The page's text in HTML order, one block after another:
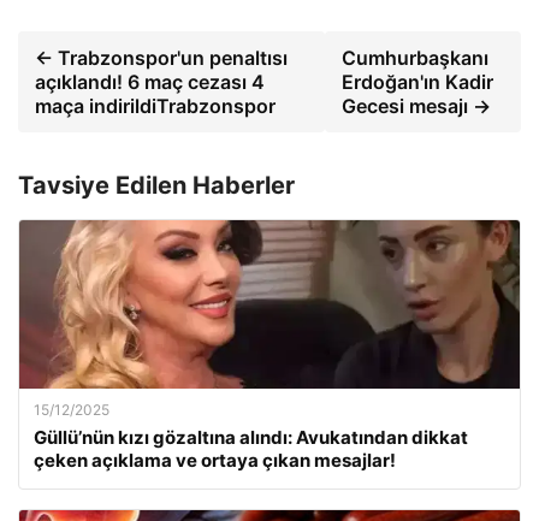
← Trabzonspor'un penaltısı
açıklandı! 6 maç cezası 4
maça indirildiTrabzonspor
Cumhurbaşkanı
Erdoğan'ın Kadir
Gecesi mesajı →
Tavsiye Edilen Haberler
15/12/2025
Güllü’nün kızı gözaltına alındı: Avukatından dikkat
çeken açıklama ve ortaya çıkan mesajlar!